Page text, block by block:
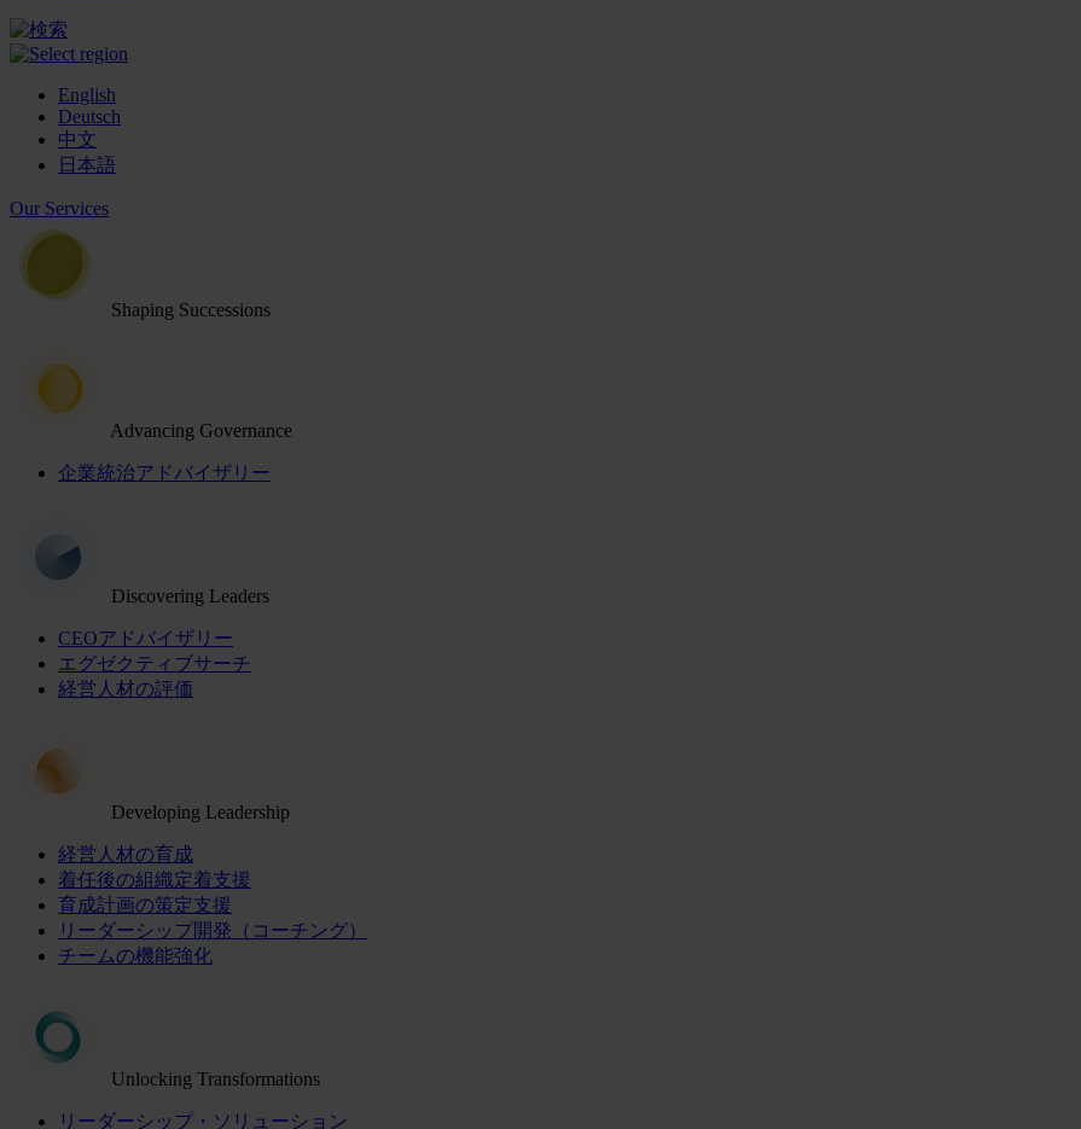
English
Deutsch
中文
日本語
Our Services
Shaping Successions
Advancing Governance
企業統治アドバイザリー
Discovering Leaders
CEOアドバイザリー
エグゼクティブサーチ
経営人材の評価
Developing Leadership
経営人材の育成
着任後の組織定着支援
育成計画の策定支援
リーダーシップ開発（コーチング）
チームの機能強化
Unlocking Transformations
リーダーシップ・ソリューション